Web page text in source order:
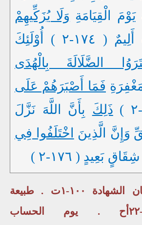
الْقِيَامَةِ وَلَا يُزَكِّيهِمْ
وَلَهُمْ عَذَابٌ أَلِيمٌ ( ١٧٤-٢ ) أُوْلَئِكَ
الضَّلَالَةَ بِالْهُدَى
فَمَا أَصْبَرَهُمْ عَلَى
ذَلِكَ بِأَنَّ اللَّهَ نَزَّلَ
وَإِنَّ الَّذِينَ
اخْتَلَفُوا فِي
بَعِيدٍ ( ١٧٦-٢ )
كتمان الشهادة ١٠٠-١ت . طبيعة
الكافرين ٦٢-٢٢أح . يوم الحساب